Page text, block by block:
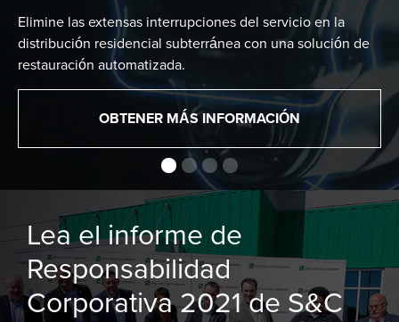
Elimine las extensas interrupciones del servicio en la
distribución residencial subterránea con una solución de
restauración automatizada.
OBTENER MÁS INFORMACIÓN
Lea el informe de
Responsabilidad
Corporativa 2021 de S&C